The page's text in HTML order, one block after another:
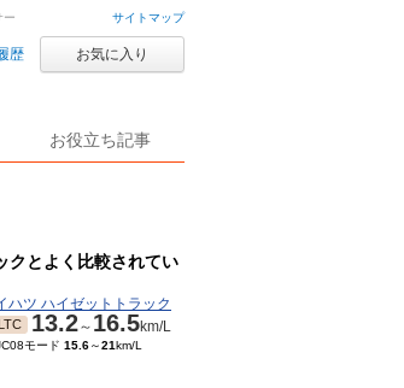
サイトマップ
歴 お気に入り
お役立ち記事
ー
クとよく比較されてい
ハツ ハイゼットトラック
13.2～ 16.5km/L
モード 15.6～21km/L